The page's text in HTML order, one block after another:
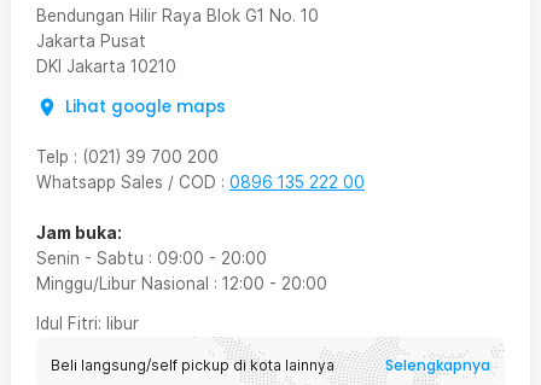
Bendungan Hilir Raya Blok G1 No. 10
Jakarta Pusat
DKI Jakarta 10210
Lihat google maps
Telp : (021) 39 700 200
Whatsapp Sales / COD : 0896 135 222 00
Jam buka:
Senin - Sabtu : 09:00 - 20:00
Minggu/Libur Nasional : 12:00 - 20:00
Idul Fitri: libur
Beli langsung/self pickup di kota lainnya Selengkapnya